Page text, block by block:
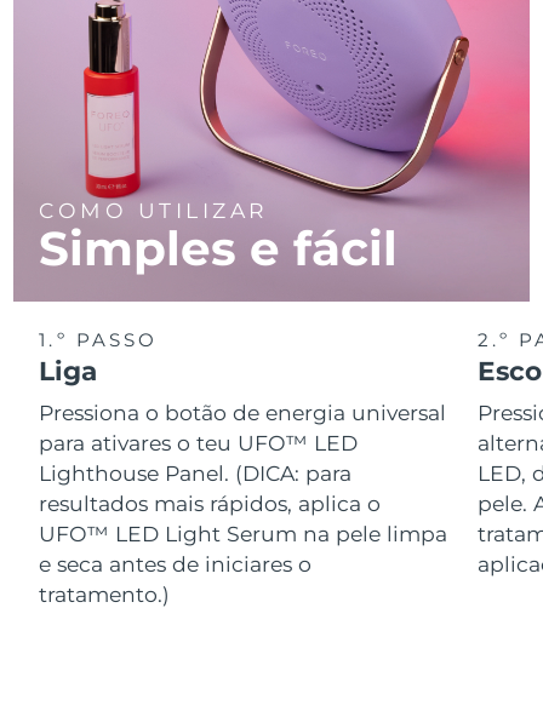
COMO UTILIZAR
Simples e fácil
1.º PASSO
Liga
Pressiona o botão de energia universal
para ativares o teu UFO™ LED
Lighthouse Panel. (DICA: para
resultados mais rápidos, aplica o
UFO™ LED Light Serum na pele limpa
e seca antes de iniciares o
tratamento.)
2.º
LED,
pele.